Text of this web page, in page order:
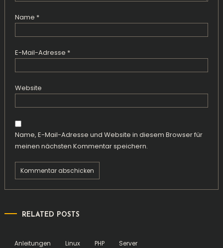
Name *
E-Mail-Adresse *
Website
Name, E-Mail-Adresse und Website in diesem Browser für
meinen nächsten Kommentar speichern.
RELATED POSTS
Anleitungen Linux PHP Server